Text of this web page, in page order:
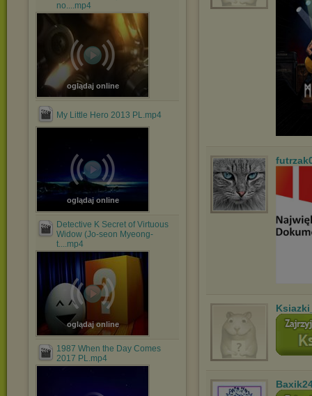
no....mp4
oglądaj online
My Little Hero 2013 PL.mp4
oglądaj online
Detective K Secret of Virtuous
Widow (Jo-seon Myeong-
t....mp4
oglądaj online
1987 When the Day Comes
2017 PL.mp4